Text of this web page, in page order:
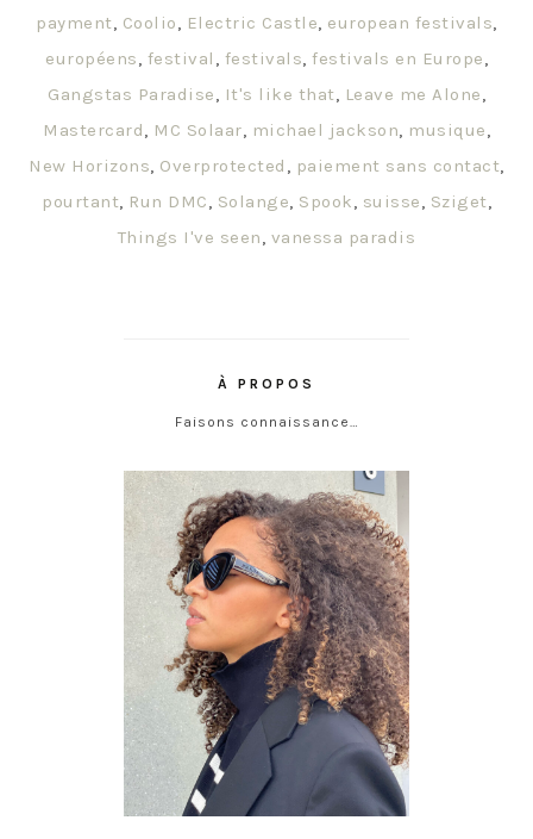
payment, Coolio, Electric Castle, european festivals,
européens, festival , festivals, festivals en Europe,
Gangstas Paradise, It's like that, Leave me Alone,
Mastercard, MC Solaar, michael jackson, musique,
New Horizons, Overprotected , paiement sans contact,
pourtant, Run DMC, Solange, Spook, suisse, Sziget,
Things I've seen, vanessa paradis
À PROPOS
Faisons connaissance…